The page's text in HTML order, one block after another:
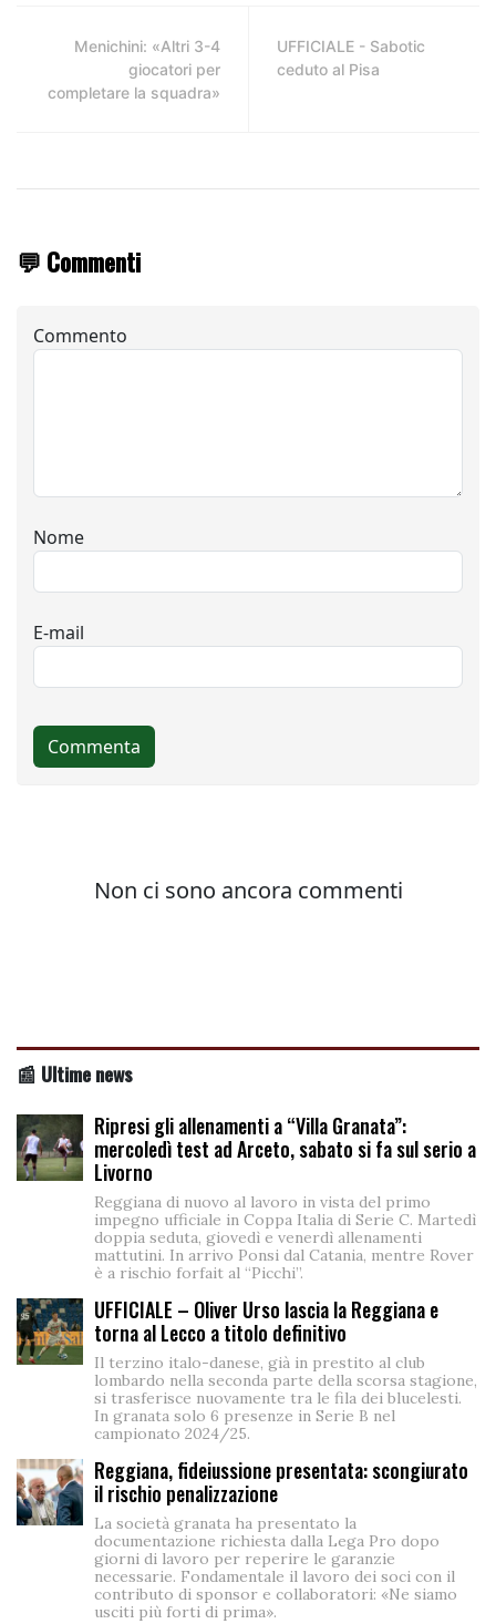
Menichini: «Altri 3-4
giocatori per
completare la squadra»
UFFICIALE - Sabotic
ceduto al Pisa
💬 Commenti
📰 Ultime news
Ripresi gli allenamenti a “Villa Granata”:
mercoledì test ad Arceto, sabato si fa sul serio a
Livorno
Reggiana di nuovo al lavoro in vista del primo
impegno ufficiale in Coppa Italia di Serie C. Martedì
doppia seduta, giovedì e venerdì allenamenti
mattutini. In arrivo Ponsi dal Catania, mentre Rover
è a rischio forfait al “Picchi”.
UFFICIALE – Oliver Urso lascia la Reggiana e
torna al Lecco a titolo definitivo
Il terzino italo-danese, già in prestito al club
lombardo nella seconda parte della scorsa stagione,
si trasferisce nuovamente tra le fila dei blucelesti.
In granata solo 6 presenze in Serie B nel
campionato 2024/25.
Reggiana, fideiussione presentata: scongiurato
il rischio penalizzazione
La società granata ha presentato la
documentazione richiesta dalla Lega Pro dopo
giorni di lavoro per reperire le garanzie
necessarie. Fondamentale il lavoro dei soci con il
contributo di sponsor e collaboratori: «Ne siamo
usciti più forti di prima».